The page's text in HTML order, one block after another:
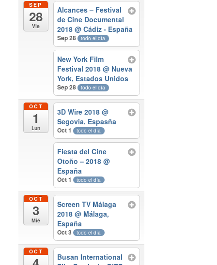
SEP
28
Vie
Alcances – Festival
de Cine Documental
2018@ Cádiz - España
Sep 28 todo el día
New York Film
Festival 2018@ Nueva
York, Estados Unidos
Sep 28 todo el día
OCT
1
Lun
3D Wire 2018@
Segovia, Espasña
Oct 1 todo el día
Fiesta del Cine
Otoño – 2018@
España
Oct 1 todo el día
OCT
3
Mié
Screen TV Málaga
2018@ Málaga,
España
Oct 3 todo el día
OCT
Busan International